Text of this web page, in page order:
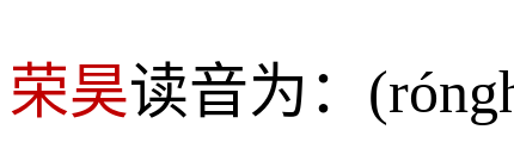
荣昊读音为：